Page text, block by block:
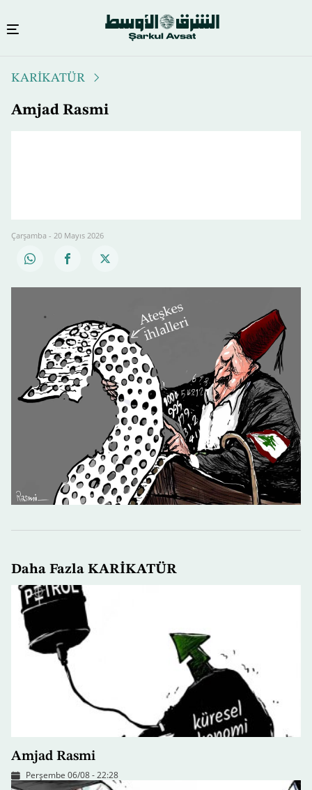
atla
KARİKATÜR
Amjad Rasmi
Çarşamba - 20 Mayıs 2026
Daha Fazla KARİKATÜR
Amjad Rasmi
Perşembe 06/08 - 22:28